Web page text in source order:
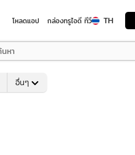
โหลดแอป กล่องทรูไอดี ทีวี TH
อื่นๆ